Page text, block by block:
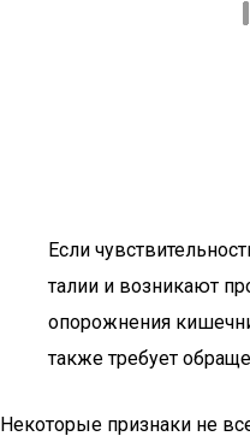
Если
талии и возникают
опорожнения
также требует
Некоторые признаки не